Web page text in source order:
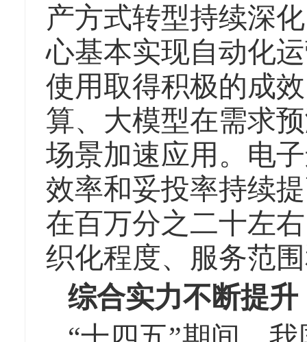
产方式转型持续深
心基本实现自动化
使用取得积极的成
算、大模型在需求
场景加速应用。电
效率和妥投率持续
在百万分之二十左
织化程度、服务范
综合实力不断提